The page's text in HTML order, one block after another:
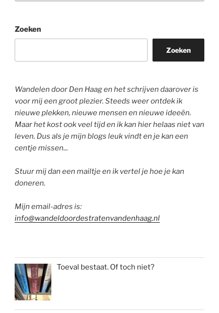
Zoeken
Zoeken
Wandelen door Den Haag en het schrijven daarover is
voor mij een groot plezier. Steeds weer ontdek ik
nieuwe plekken, nieuwe mensen en nieuwe ideeën.
Maar het kost ook veel tijd en ik kan hier helaas niet van
leven. Dus als je mijn blogs leuk vindt en je kan een
centje missen...
Stuur mij dan een mailtje en ik vertel je hoe je kan
doneren.
Mijn email-adres is:
info@wandeldoordestratenvandenhaag.nl
Toeval bestaat. Of toch niet?